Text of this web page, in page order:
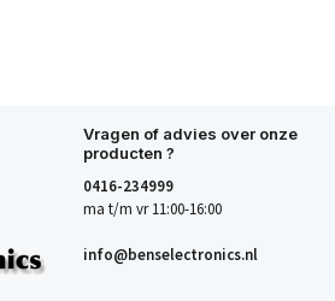
Vragen of advies over onze
producten ?
0416-234999
ma t/m vr 11:00-16:00
info@benselectronics.nl